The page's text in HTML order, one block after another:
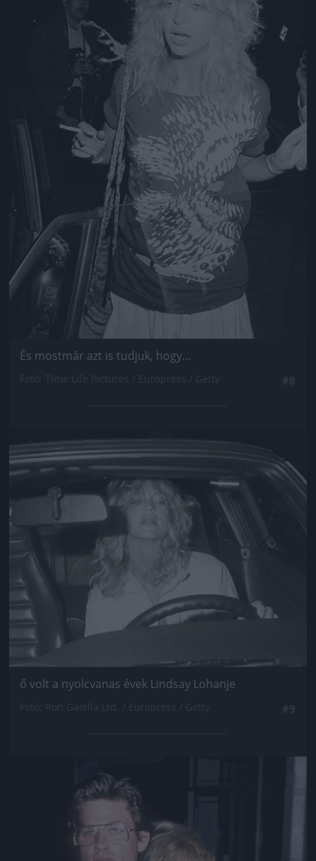
És mostmár azt is tudjuk, hogy...
Jön még kép!
ő volt a nyolcvanas évek Lindsay Lohanje
Jön még kép!